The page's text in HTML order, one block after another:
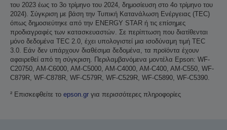
του 2023 έως το 3ο τρίμηνο του 2024, δημοσίευση στο 4ο τρίμηνο του
2024). Σύγκριση με βάση την Τυπική Κατανάλωση Ενέργειας (TEC)
όπως δημοσιεύτηκε από την ENERGY STAR ή τις επίσημες
προδιαγραφές των κατασκευαστών. Σε περίπτωση που διατίθενται
μόνο δεδομένα TEC 2.0, έχει υπολογιστεί μια ισοδύναμη τιμή TEC
3.0. Εάν δεν υπάρχουν διαθέσιμα δεδομένα, τα προϊόντα έχουν
αφαιρεθεί από τη σύγκριση. Περιλαμβανόμενα μοντέλα Epson: WF-
C20750, AM-C6000, AM-C5000, AM-C4000, AM-C400, AM-C550, WF-
C879R, WF-C878R, WF-C579R, WF-C529R, WF-C5890, WF-C5390.
² Επισκεφθείτε το epson.gr για περισσότερες πληροφορίες